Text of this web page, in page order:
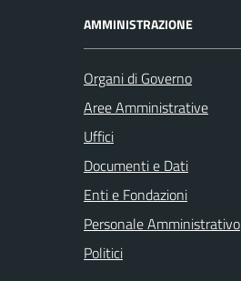
AMMINISTRAZIONE
Organi di Governo
Aree Amministrative
Uffici
Documenti e Dati
Enti e Fondazioni
Personale Amministrativo
Politici